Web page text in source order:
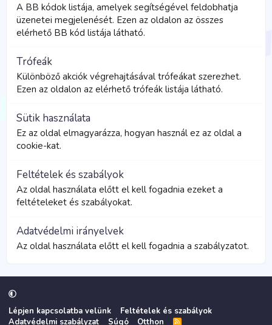
A BB kódok listája, amelyek segítségével feldobhatja
üzenetei megjelenését. Ezen az oldalon az összes
elérhető BB kód listája látható.
Trófeák
Különböző akciók végrehajtásával trófeákat szerezhet.
Ezen az oldalon az elérhető trófeák listája látható.
Sütik használata
Ez az oldal elmagyarázza, hogyan használ ez az oldal a
cookie-kat.
Feltételek és szabályok
Az oldal használata előtt el kell fogadnia ezeket a
feltételeket és szabályokat.
Adatvédelmi irányelvek
Az oldal használata előtt el kell fogadnia a szabályzatot.
Lépjen kapcsolatba velünk
Feltételek és szabályok
Adatvédelmi szabályzat
Súgó Otthon R